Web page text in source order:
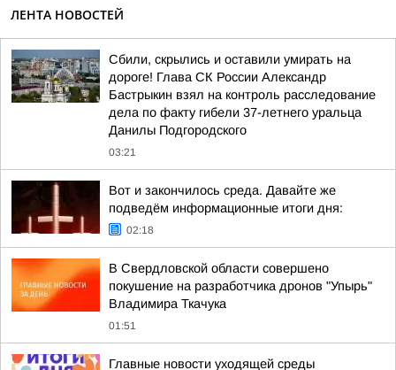
ЛЕНТА НОВОСТЕЙ
Сбили, скрылись и оставили умирать на
дороге! Глава СК России Александр
Бастрыкин взял на контроль расследование
дела по факту гибели 37-летнего уральца
Данилы Подгородского
03:21
Вот и закончилось среда. Давайте же
подведём информационные итоги дня:
02:18
В Свердловской области совершено
покушение на разработчика дронов "Упырь"
Владимира Ткачука
01:51
Главные новости уходящей среды